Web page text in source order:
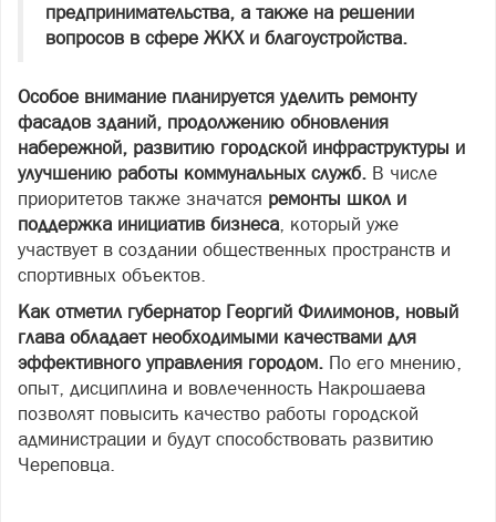
предпринимательства, а также на решении
вопросов в сфере ЖКХ и благоустройства.
Особое внимание планируется уделить ремонту
фасадов зданий, продолжению обновления
набережной, развитию городской инфраструктуры и
улучшению работы коммунальных служб. В числе
приоритетов также значатся ремонты школ и
поддержка инициатив бизнеса, который уже
участвует в создании общественных пространств и
спортивных объектов.
Как отметил губернатор Георгий Филимонов, новый
глава обладает необходимыми качествами для
эффективного управления городом. По его мнению,
опыт, дисциплина и вовлеченность Накрошаева
позволят повысить качество работы городской
администрации и будут способствовать развитию
Череповца.